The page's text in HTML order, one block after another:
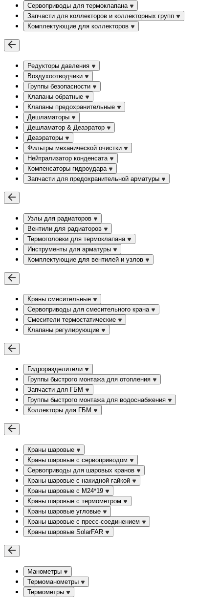
Сервоприводы для термоклапана
Запчасти для коллекторов и коллекторных групп
Комплектующие для коллекторов
Редукторы давления
Воздухоотводчики
Группы безопасности
Клапаны обратные
Клапаны предохранительные
Дешламаторы
Дешламатор & Деаэратор
Деаэраторы
Фильтры механической очистки
Нейтрализатор конденсата
Компенсаторы гидроудара
Запчасти для предохранительной арматуры
Узлы для радиаторов
Вентили для радиаторов
Термоголовки для термоклапана
Инструменты для арматуры
Комплектующие для вентилей и узлов
Краны смесительные
Сервоприводы для смесительного крана
Смесители термостатические
Клапаны регулирующие
Гидроразделители
Группы быстрого монтажа для отопления
Запчасти для ГБМ
Группы быстрого монтажа для водоснабжения
Коллекторы для ГБМ
Краны шаровые
Краны шаровые с сервоприводом
Сервоприводы для шаровых кранов
Краны шаровые с накидной гайкой
Краны шаровые с М24*19
Краны шаровые с термометром
Краны шаровые угловые
Краны шаровые c пресс-соединением
Краны шаровые SolarFAR
Манометры
Термоманометры
Термометры